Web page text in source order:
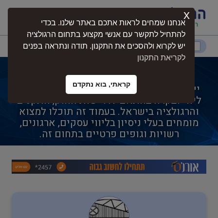
דרום המרכז ירושלים צפון
ייעוץ הנדסי
ייעוץ הנדסי הוא תחום מקצועי הכולל ייעוץ,
ליווי ובקרה בהתאם לדרישות החוק, התקנים
והרגולציה בישראל. בעמוד זה תוכלו למצוא
מומחים בעלי ניסיון בליווי עסקים, ארגונים,
רשויות וגופים פרטיים בתחום זה.
חקלאות
בטיחות
אנחנו שמחים לראות אתכם באתר שלנו. בכדי
להתחיל לתקשר עם אנשי מקצוע בתחום הרגולציה
יש לקרוא ולהסכים את התקנון. תודה ונתראה בפנים
לקריאת התקנון
קראתי, בוא נתקדם
x